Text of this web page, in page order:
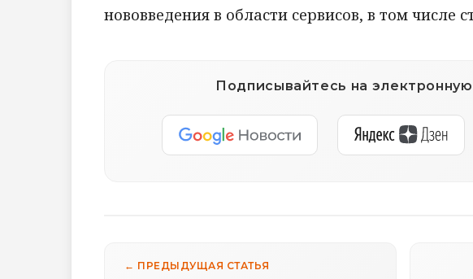
нововведения в области сервисов, в том числе
Подписывайтесь на электронную
← ПРЕДЫДУЩАЯ СТАТЬЯ